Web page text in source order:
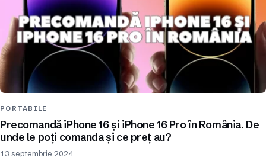
PORTABILE
Precomandă iPhone 16 și iPhone 16 Pro în România. De
unde le poți comanda și ce preț au?
13 septembrie 2024